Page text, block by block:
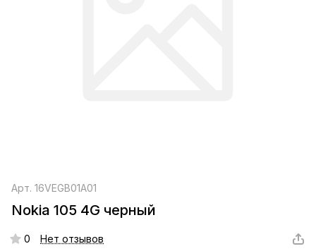
Арт. 16VEGB01A01
Nokia 105 4G черный
0 Нет отзывов